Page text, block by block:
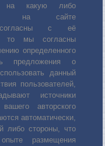
на какую либо
на сайте
с её
то мы согласны
определенного
предложения о
данный
пользователей,
источники
авторского
автоматически,
либо стороны, что
размещения